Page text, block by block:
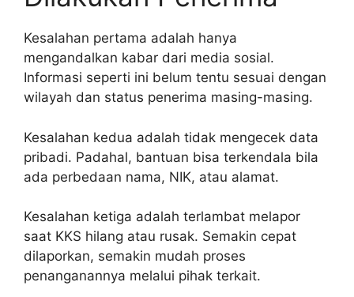
Kesalahan pertama adalah hanya
mengandalkan kabar dari media sosial.
Informasi seperti ini belum tentu sesuai dengan
wilayah dan status penerima masing-masing.
Kesalahan kedua adalah tidak mengecek data
pribadi. Padahal, bantuan bisa terkendala bila
ada perbedaan nama, NIK, atau alamat.
Kesalahan ketiga adalah terlambat melapor
saat KKS hilang atau rusak. Semakin cepat
dilaporkan, semakin mudah proses
penanganannya melalui pihak terkait.